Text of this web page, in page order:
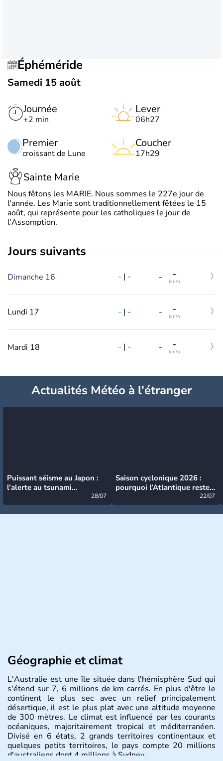
Éphéméride
Samedi 15 août
Journée
+2 min
Premier
croissant de Lune
Lever
06h27
Coucher
17h29
Sainte Marie
Nous fêtons les MARIE. Nous sommes le 227e jour de
l'année. Les Marie sont traditionnellement fêtées le 15
août, qui représente pour les catholiques le jour de
l'Assomption.
jours suivants
Dimanche 16 - | - - -
km/h
Lundi 17 - | - - -
km/h
Mardi 18 - | - - -
km/h
Actualités Météo à l'étranger
Puissant séisme au Japon :
l’alerte au tsunami
28/07
Saison cyclonique 2026 :
pourquoi l’Atlantique reste
22/07
Géographie et climat
L'Australie est une île située dans l'hémisphère Sud qui
s'étend sur 7, 6 millions de km carrés. En plus d'être le
continent le plus sec avec un relief principalement
désertique, il est le plus plat avec une altitude moyenne
de 300 mètres. Le climat est influencé par les courants
océaniques, majoritairement tropical et méditerranéen.
Divisé en 6 états, 2 grands territoires continentaux et
quelques petits territoires, le pays compte 20 millions
d'australiens dont 4 millions à Sydney.